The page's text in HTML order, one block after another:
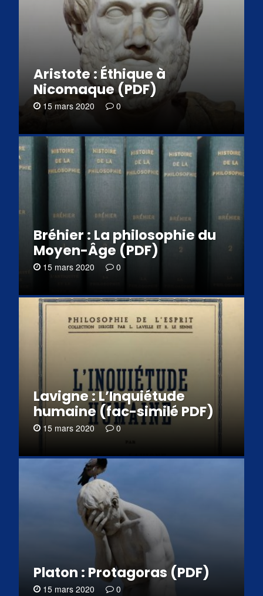
Aristote : Éthique à
Nicomaque (PDF)
15 mars 2020 0
Bréhier : La philosophie du
Moyen-Âge (PDF)
15 mars 2020 0
Lavigne : L’Inquiétude
humaine (fac-similé PDF)
15 mars 2020 0
Platon : Protagoras (PDF)
15 mars 2020 0